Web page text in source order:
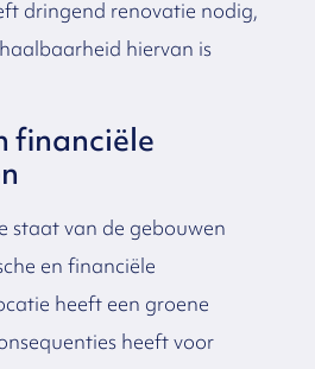
dringend renovatie nodig,
hiervan is
financiële
staat van de gebouwen
en financiële
heeft een groene
heeft voor